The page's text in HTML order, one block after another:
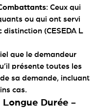
: Ceux qui
ou qui ont servi
(CESEDA L
que le demandeur
présente toutes les
sa demande, incluant
cas.
Durée -